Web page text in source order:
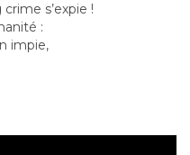
s’expie !
:
impie,